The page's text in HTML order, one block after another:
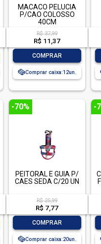
MACACO PELUCIA
P/CAO COLOSSO
40CM
R$ 37,99
R$ 11,37
COMPRAR
Comprar caixa:12
-70%
PEITORAL E GUIA P/
CAES SEDA C/20 UN
R$ 25,99
R$ 7,77
COMPRAR
Comprar caixa:20
-